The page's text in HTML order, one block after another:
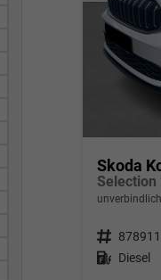
Skoda
Selection
Fahrzeugnr. 878911
Kraftstoff Diesel